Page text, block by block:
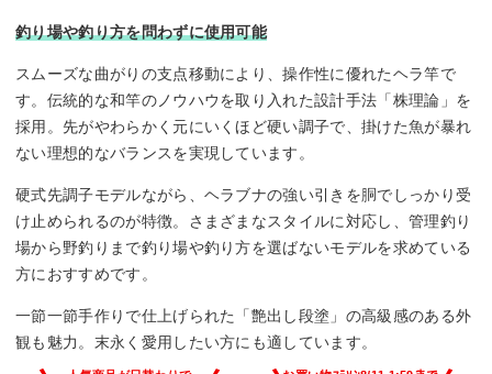
釣り場や釣り方を問わずに使用可能
スムーズな曲がりの支点移動により、操作性に優れたヘラ竿で
す。伝統的な和竿のノウハウを取り入れた設計手法「株理論」を
採用。先がやわらかく元にいくほど硬い調子で、掛けた魚が暴れ
ない理想的なバランスを実現しています。
硬式先調子モデルながら、ヘラブナの強い引きを胴でしっかり受
け止められるのが特徴。さまざまなスタイルに対応し、管理釣り
場から野釣りまで釣り場や釣り方を選ばないモデルを求めている
方におすすめです。
一節一節手作りで仕上げられた「艶出し段塗」の高級感のある外
観も魅力。末永く愛用したい方にも適しています。